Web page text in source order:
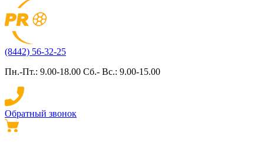
(8442) 56-32-25
Пн.-Пт.: 9.00-18.00 Сб.- Вс.: 9.00-15.00
Обратный звонок